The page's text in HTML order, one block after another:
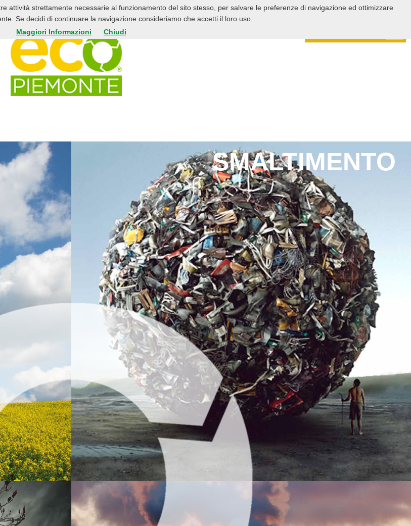
CHI SIAMO
SMALTIMENTO
attività strettamente necessarie al funzionamento del sito stesso, per salvare le preferenze di navigazione ed ottimizzare
Se decidi di continuare la navigazione consideriamo che accetti il loro uso.
Maggiori Informazioni
Chiudi